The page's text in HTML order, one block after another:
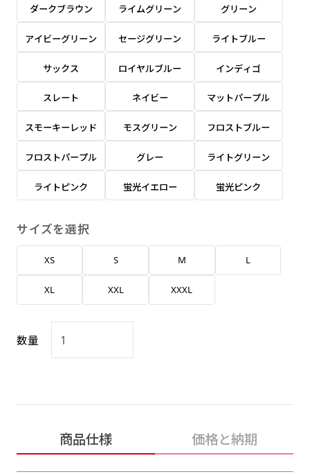
ダークブラウン ライムグリーン グリーン
アイビーグリーン セージグリーン ライトブルー
サックス ロイヤルブルー インディゴ
スレート ネイビー マットパープル
スモーキーレッド モスグリーン フロストブルー
フロストパープル グレー ライトグリーン
ライトピンク 蛍光イエロー 蛍光ピンク
サイズを選択
XS S M L
XL XXL XXXL
数量
商品仕様 価格と納期
文字だけのぼり［ +1,298円 ］
ご購入時の案内に沿って、文字をご指定くだ
さい。
文字だけのぼり（要画像確認）［ +1,598円
弊社よりJPG画像をお送りします。ご確認のお
返事を頂いたあとに製作開始いたします。
ロゴ有り名入れ［ +1,498円］
ご購入時の案内にそって、デザイン画のファ
イルまたは、文章でお知らせください。
ロゴ有り名入れ（要画像確認）［ +1,798
円］
弊社よりJPG画像をお送りします。ご確認のお
返事を頂いたあとに製作開始いたします。
デザインの色や文字等が変更いただけます。
コンパクト(45x150)
あまり一般的でないサイズですが最近、注文が増
コンビニさんなどで多いです。 お店の外観の邪魔
になりづらく、狭い範囲で沢山飾れます。
魔になりにくいのがポイントです。ハーフ用のポ
ールが必要です。
台座タイプ・吸盤タイプ・クリップタイプがござ
います。レジカウンターや商品棚にぴったりで
コンパクト(150x45)
あまり一般的でないサイズですが最近、注文が増
コンビニさんなどで多いです。 お店の外観の邪魔
になりづらく、狭い範囲で沢山飾れます。
店内用です。お客さんの歩行や陳列した商品の邪
魔になりにくいのがポイントです。ハーフ用のポ
ールが必要です。
台座タイプ・吸盤タイプ・クリップタイプがござ
います。レジカウンターや商品棚にぴったりで
タペストリー
加工
※パイプ紐付き
その他
※備考欄に要望をお書きください
Aバナー用チチ
（上2下2）